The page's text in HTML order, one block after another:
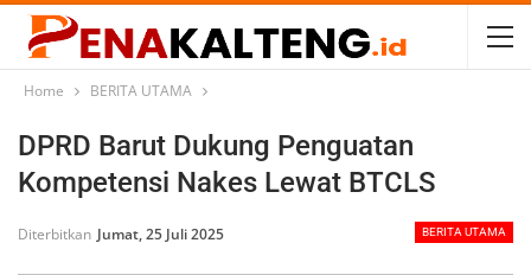
Home BERITA UTAMA
DPRD Barut Dukung Penguatan
Kompetensi Nakes Lewat BTCLS
BERITA UTAMA
Diterbitkan Jumat, 25 Juli 2025